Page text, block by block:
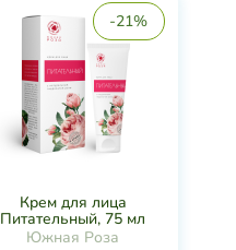
-21%
Крем для лица
Питательный, 75 мл
Южная Роза